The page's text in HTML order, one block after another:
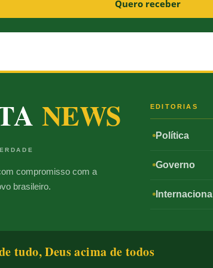
Quero receber
NEWS
compromisso com a
brasileiro.
EDITORIAS
Política
Governo
Internacional
Deus acima de todos